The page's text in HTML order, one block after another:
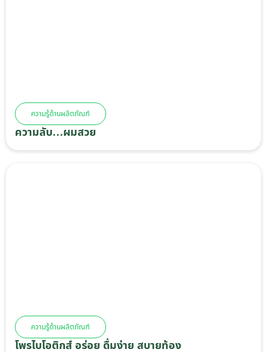
ความรู้ด้านผลิตภัณฑ์
ความลับ…ผมสวย
ความรู้ด้านผลิตภัณฑ์
โพรไบโอติกส์ อร่อย ดื่มง่าย สบายท้อง